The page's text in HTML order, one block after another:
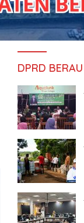
DPRD BERAU